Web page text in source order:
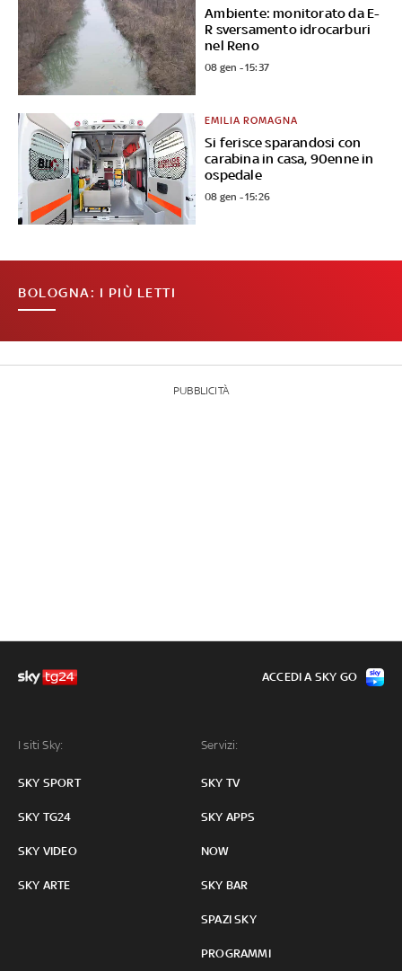
Ambiente: monitorato da E-
R sversamento idrocarburi
nel Reno
08 gen - 15:37
Si ferisce sparandosi con
carabina in casa, 90enne in
ospedale
EMILIA ROMAGNA
08 gen - 15:26
BOLOGNA: I PIÙ LETTI
PUBBLICITÀ
I siti Sky:
SKY SPORT
SKY TG24
SKY VIDEO
SKY ARTE
Servizi:
SKY TV
SKY APPS
NOW
SKY BAR
SPAZI SKY
PROGRAMMI
ACCEDI A SKY GO